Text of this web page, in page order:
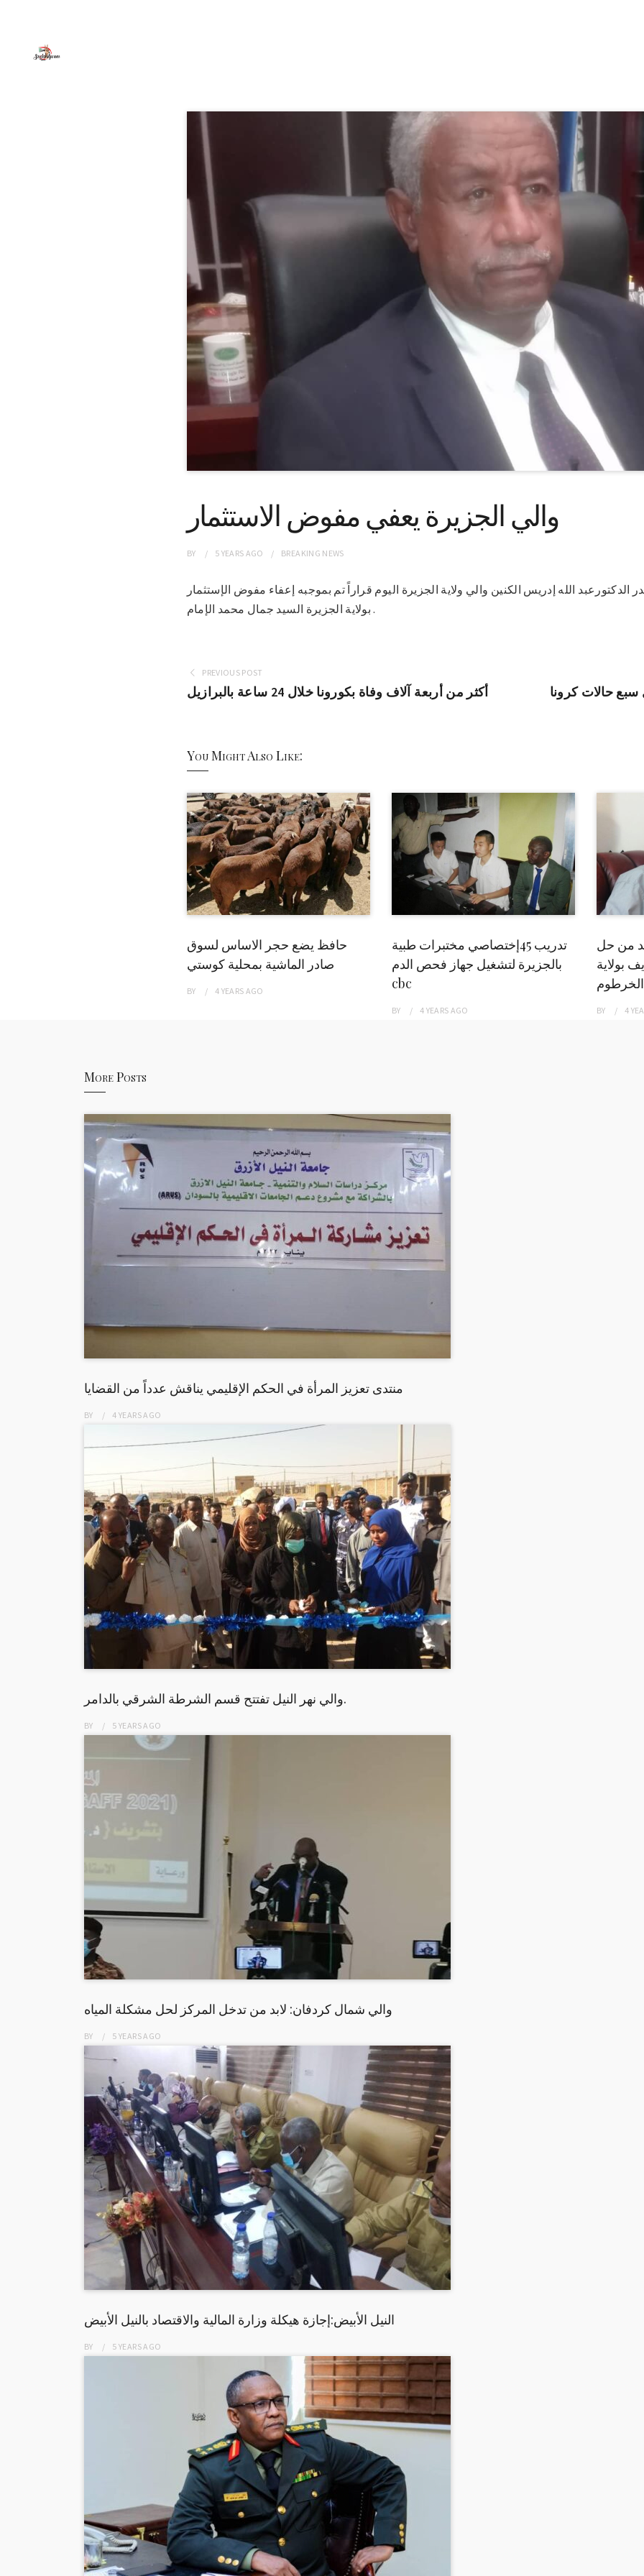
والي الجزيرة يعفي مفوض الاستثمار
BY 5 YEARS AGO BREAKING NEWS
أصدر الدكتورعبد الله إدريس الكنين والي ولاية الجزيرة اليوم قراراً تم بموجبه إعفاء مفوض الإستثمار
بولاية الجزيرة السيد جمال محمد الإمام .
PREVIOUS POST
أكثر من أربعة آلاف وفاة بكورونا خلال 24 ساعة بالبرازيل حالات كرونا
You Might Also Like:
حافظ يضع حجر الاساس لسوق
صادر الماشية بمحلية كوستي
BY 4 YEARS AGO
تدريب 45إختصاصي مختبرات طبية
بالجزيرة لتشغيل جهاز فحص الدم
cbc
BY 4 YEARS AGO
من حل
بولاية
الخرطوم
BY 4
More Posts
منتدى تعزيز المرأة في الحكم الإقليمي يناقش عدداً من القضايا
BY 4 YEARSAGO
والي نهر النيل تفتتح قسم الشرطة الشرقي بالدامر.
BY 5 YEARSAGO
والي شمال كردفان: لابد من تدخل المركز لحل مشكلة المياه
BY 5 YEARSAGO
النيل الأبيض:إجازة هيكلة وزارة المالية والاقتصاد بالنيل الأبيض
BY 5 YEARSAGO